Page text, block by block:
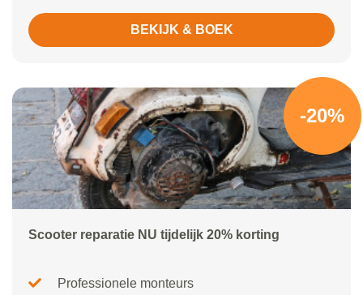
BEKIJK & BOEK
-20%
Scooter reparatie NU tijdelijk 20% korting
Professionele monteurs